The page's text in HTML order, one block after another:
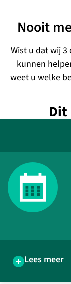
inhoud
Nooit
Wist u dat wij 3
kunnen
weet u welke
Dit
Lees meer